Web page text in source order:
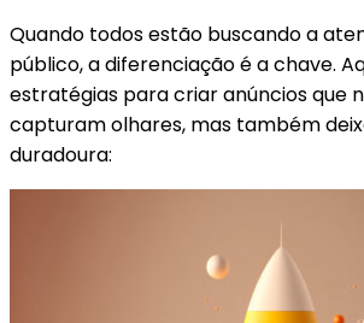
Quando todos estão buscando a
público, a diferenciação é a chave.
estratégias para criar anúncios que
capturam olhares, mas também
duradoura: